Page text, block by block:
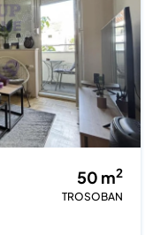
50 m2
TROSOBAN